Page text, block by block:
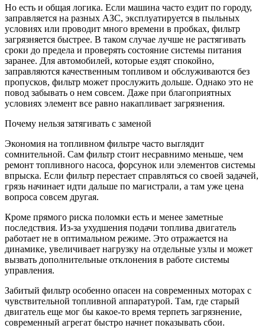
Но есть и общая логика. Если машина часто ездит по городу,
заправляется на разных АЗС, эксплуатируется в пыльных
условиях или проводит много времени в пробках, фильтр
загрязняется быстрее. В таком случае лучше не растягивать
сроки до предела и проверять состояние системы питания
заранее. Для автомобилей, которые ездят спокойно,
заправляются качественным топливом и обслуживаются без
пропусков, фильтр может прослужить дольше. Однако это не
повод забывать о нем совсем. Даже при благоприятных
условиях элемент все равно накапливает загрязнения.
Почему нельзя затягивать с заменой
Экономия на топливном фильтре часто выглядит
сомнительной. Сам фильтр стоит несравнимо меньше, чем
ремонт топливного насоса, форсунок или элементов системы
впрыска. Если фильтр перестает справляться со своей задачей,
грязь начинает идти дальше по магистрали, а там уже цена
вопроса совсем другая.
Кроме прямого риска поломки есть и менее заметные
последствия. Из-за ухудшения подачи топлива двигатель
работает не в оптимальном режиме. Это отражается на
динамике, увеличивает нагрузку на отдельные узлы и может
вызвать дополнительные отклонения в работе системы
управления.
Забитый фильтр особенно опасен на современных моторах с
чувствительной топливной аппаратурой. Там, где старый
двигатель еще мог бы какое-то время терпеть загрязнение,
современный агрегат быстро начнет показывать сбои.